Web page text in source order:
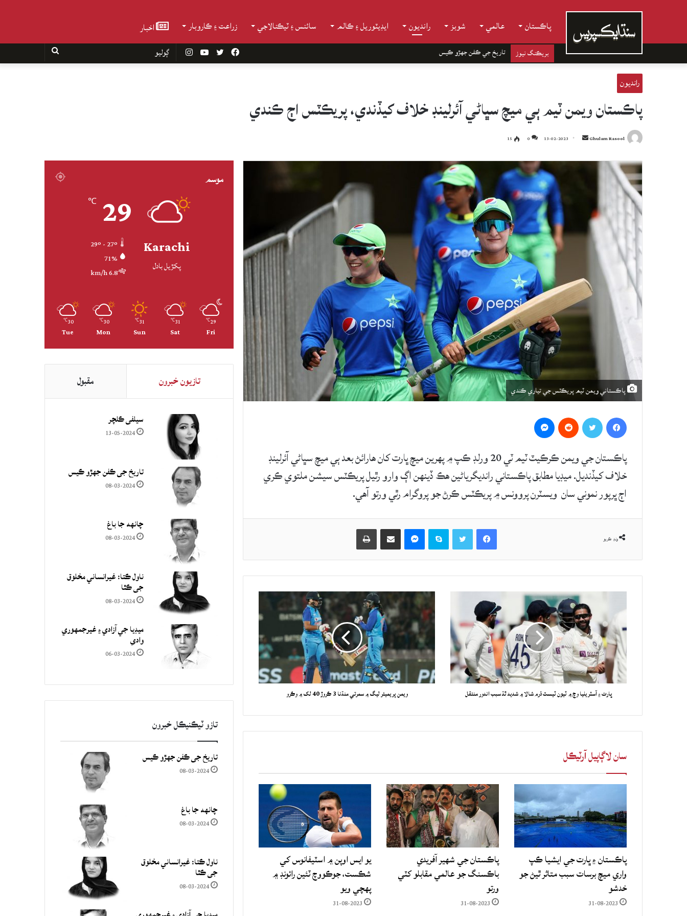
پاڪستان عالمي شوبز رانديون ايڊيٽوريل ۽ ڪالم سائنس ۽ ٽيڪنالاجي زراعت ۽ ڪاروبار اخبار
بريڪنگ نيوز تاريخ جي ڪفن جھڙو ڪيس InstagramYouTube Twitter
Facebook
رانديون
پاڪستان ويمن ٽيم ٻي ميچ سڀاڻي آئرلينڊ خلاف کيڏندي، پريڪٽس اڄ ڪندي
Ghulam Rasool
Send
email
13-02-2023
0
15
پاڪستاني ويمن ٽيم پريڪٽس جي تياري ڪندي
پاڪستان جي ويمن ڪرڪيٽ ٽيم ٽي 20 ورلڊ ڪپ ۾ پهرين ميچ ڀارت کان هارائڻ بعد ٻي ميچ سڀاڻي آئرلينڊ
خلاف کيڏنديل. ميڊيا مطابق پاڪستاني رانديگرياڻين هڪ ڏينهن اڳ وارو رٿيل پريڪٽس سيشن ملتوي ڪري
اڄ ڀرپور نموني سان ويسٽرن پروونس ۾ پريڪٽس ڪرڻ جو پروگرام رٿي ورتو آهي.
ونڊ ڪريو
Facebook
Skype حصيداري ڪريو اي ميل ذريعي
ڀارت ۽ آسٽريليا وچ ۾ ٽيون ٽيسٽ ڌرم شالا ۾ شديد ٿڌ سبب اندور منتقل ويمن پريميئر ليگ ۾ سمرتي منڌنا 3 ڪروڙ 40 لک ۾ وڪرو
سان لاڳاپيل آرٽيڪل
پاڪستان ۽ ڀارت جي ايشيا ڪپ
واري ميچ برسات سبب متاثر ٿيڻ جو
خدشو
31-08-2023
پاڪستان جي شهير آفريدي
باڪسنگ جو عالمي مقابلو کٽي
ورتو
31-08-2023
يو ايس اوپن ۾ اسٽيفانوس کي
شڪست، جوڪووچ ٽئين رائونڊ ۾
پهچي ويو
31-08-2023
موسم
Karachi
پکڙيل بادل
29
℃
71%
6.8 km/h
29
℃
Fri
31
℃
Sat
31
℃
Sun
30
℃
Mon
30
℃
Tue
تازيون خبرون مقبول
سيلفي ڪلچر
13-05-2024
تاريخ جي ڪفن جھڙو ڪيس
08-03-2024
چانهه جا باغ
08-03-2024
ناول ڪتا: غيرانساني مخلوق
جي ڪٿا
08-03-2024
ميڊيا جي آزادي ۽ غيرجمھوري
وادي
06-03-2024
تازو ٽيڪنيڪل خبرون
تاريخ جي ڪفن جھڙو ڪيس
08-03-2024
چانهه جا باغ
08-03-2024
ناول ڪتا: غيرانساني مخلوق
جي ڪٿا
08-03-2024